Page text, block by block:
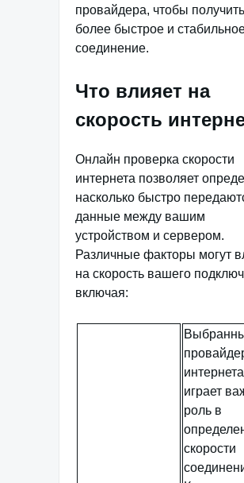
провайдера, чтобы получить
более быстрое и
соединение.
Что влияет на
скорость
Онлайн проверка скорости
интернета позволяет
насколько быстро
данные между вашим
устройством и сервером.
Различные факторы могут
на скорость вашего
включая:
интернета
играет
роль в
скорости